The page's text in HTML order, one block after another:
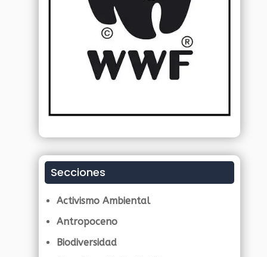
Secciones
Activismo Ambiental
Antropoceno
Biodiversidad